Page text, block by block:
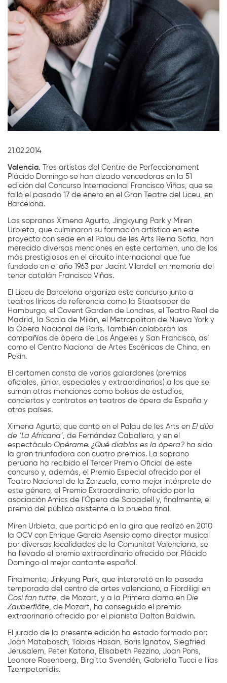
21.02.2014
Valencia.Tres artistas del Centre de Perfeccionament
Plácido Domingo se han alzado vencedoras en la 51
edición del Concurso Internacional Francisco Viñas, que se
falló el pasado 17 de enero en el Gran Teatre del Liceu, en
Barcelona.
Las sopranos Ximena Agurto, Jingkyung Park y Miren
Urbieta, que culminaron su formación artística en este
proyecto con sede en el Palau de les Arts Reina Sofía, han
merecido diversas menciones en este certamen, uno de los
más prestigiosos en el circuito internacional que fue
fundado en el año 1963 por Jacint Vilardell en memoria del
tenor catalán Francisco Viñas.
El Liceu de Barcelona organiza este concurso junto a
teatros líricos de referencia como la Staatsoper de
Hamburgo, el Covent Garden de Londres, el Teatro Real de
Madrid, la Scala de Milán, el Metropolitan de Nueva York y
la Ópera Nacional de París. También colaboran las
compañías de ópera de Los Ángeles y San Francisco, así
como el Centro Nacional de Artes Escénicas de China, en
Pekín.
El certamen consta de varios galardones (premios
oficiales, júnior, especiales y extraordinarios) a los que se
suman otras menciones como bolsas de estudios,
conciertos y contratos en teatros de ópera de España y
otros países.
Ximena Agurto, que cantó en el Palau de les Arts enEl dúo
de ‘La Africana’, de Fernández Caballero, y en el
espectáculoOpérame. ¿Qué diablos es la ópera? ha sido
la gran triunfadora con cuatro premios. La soprano
peruana ha recibido el Tercer Premio Oficial de este
concurso y, además, el Premio Especial ofrecido por el
Teatro Nacional de la Zarzuela, como mejor intérprete de
este género, el Premio Extraordinario, ofrecido por la
asociación Amics de l’Ópera de Sabadell y, finalmente, el
premio del público asistente a la prueba final.
Miren Urbieta, que participó en la gira que realizó en 2010
la OCV con Enrique García Asensio como director musical
por diversas localidades de la Comunitat Valenciana, se
ha llevado el premio extraordinario ofrecido por Plácido
Domingo al mejor cantante español.
Finalmente, Jinkyung Park, que interpretó en la pasada
temporada del centro de artes valenciano, a Fiordiligi en
Così fan tutte , de Mozart, y a la Primera dama enDie
Zauberflöte , de Mozart, ha conseguido el premio
extraorinario ofrecido por el pianista Dalton Baldwin.
El jurado de la presente edición ha estado formado por:
Joan Matabosch, Tobias Hasan, Boris Ignatov, Siegfried
Jerusalem, Peter Katona, Elisabeth Pezzino, Joan Pons,
Leonore Rosenberg, Birgitta Svendén, Gabriella Tucci e Ilias
Tzempetonidis.